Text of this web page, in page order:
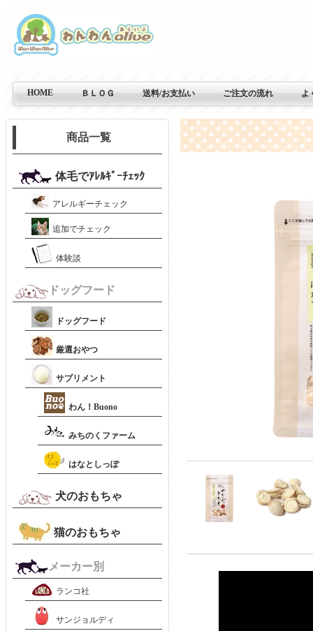
HOME ＢＬＯＧ 送料/お支払い ご注文の流れ よ
商品一覧
体毛でｱﾚﾙｷﾞｰﾁｪｯｸ
アレルギーチェック
追加でチェック
体験談
ドッグフード
ドッグフード
厳選おやつ
サプリメント
わん！Buono
みちのくファーム
はなとしっぽ
犬のおもちゃ
猫のおもちゃ
メーカー別
ランコ社
サンジョルディ